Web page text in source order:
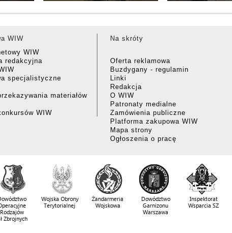
WIW
WIW
redakcyjna
specjalistyczne
materiałów
WIW
Na skróty
Oferta reklamowa
Buzdygany - regulamin
Linki
Redakcja
O WIW
Patronaty medialne
Zamówienia publiczne
Platforma zakupowa WIW
Mapa strony
Ogłoszenia o pracę
Rodzajów
Zbrojnych
Wojska Obrony
Terytorialnej
Żandarmeria
Wojskowa
Dowództwo
Garnizonu
Warszawa
Inspektorat
Wsparcia SZ